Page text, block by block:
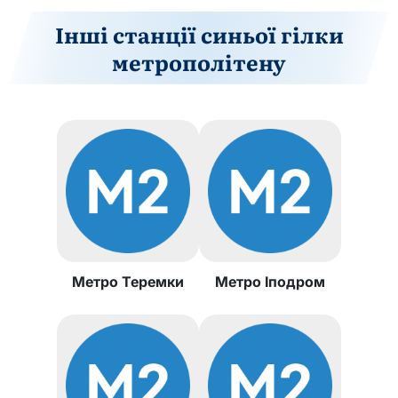
Інші станції синьої гілки
метрополітену
Метро Теремки Метро Іподром